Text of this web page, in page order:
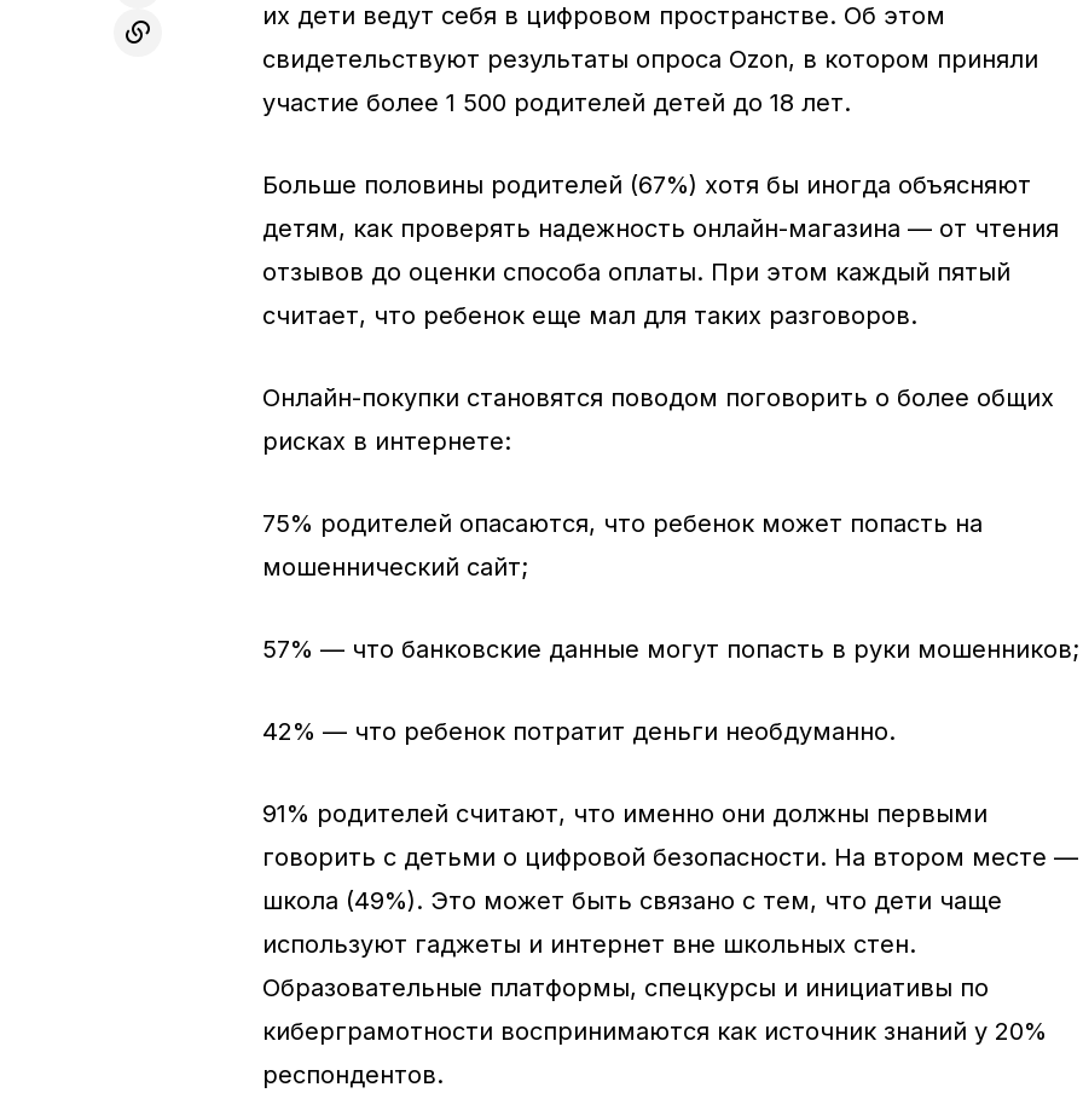
их дети ведут себя в цифровом пространстве. Об этом
свидетельствуют результаты опроса Ozon, в котором приняли
участие более 1 500 родителей детей до 18 лет.
Больше половины родителей (67%) хотя бы иногда объясняют
детям, как проверять надежность онлайн-магазина — от чтения
отзывов до оценки способа оплаты. При этом каждый пятый
считает, что ребенок еще мал для таких разговоров.
Онлайн-покупки становятся поводом поговорить о более общих
рисках в интернете:
75% родителей опасаются, что ребенок может попасть на
мошеннический сайт;
57% — что банковские данные могут попасть в руки мошенников;
42% — что ребенок потратит деньги необдуманно.
91% родителей считают, что именно они должны первыми
говорить с детьми о цифровой безопасности. На втором месте —
школа (49%). Это может быть связано с тем, что дети чаще
используют гаджеты и интернет вне школьных стен.
Образовательные платформы, спецкурсы и инициативы по
киберграмотности воспринимаются как источник знаний у 20%
респондентов.